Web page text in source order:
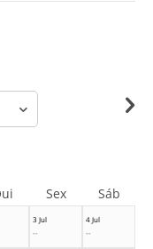
3 Jul
--
4 Jul
--
Sex Sáb